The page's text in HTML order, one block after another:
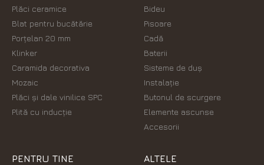
Plăci ceramice
Blat pentru bucătărie
Porțelan 20 mm
Klinker
Caramida decorativa
Mozaic
Plăci şi dale vinilice SPC
Plită cu inducție
Bideu
Pisoare
Cadă
Baterii
Sisteme de duș
Instalație
Butonul de scurgere
Elemente ascunse
Accesorii
PENTRU TINE ALTELE